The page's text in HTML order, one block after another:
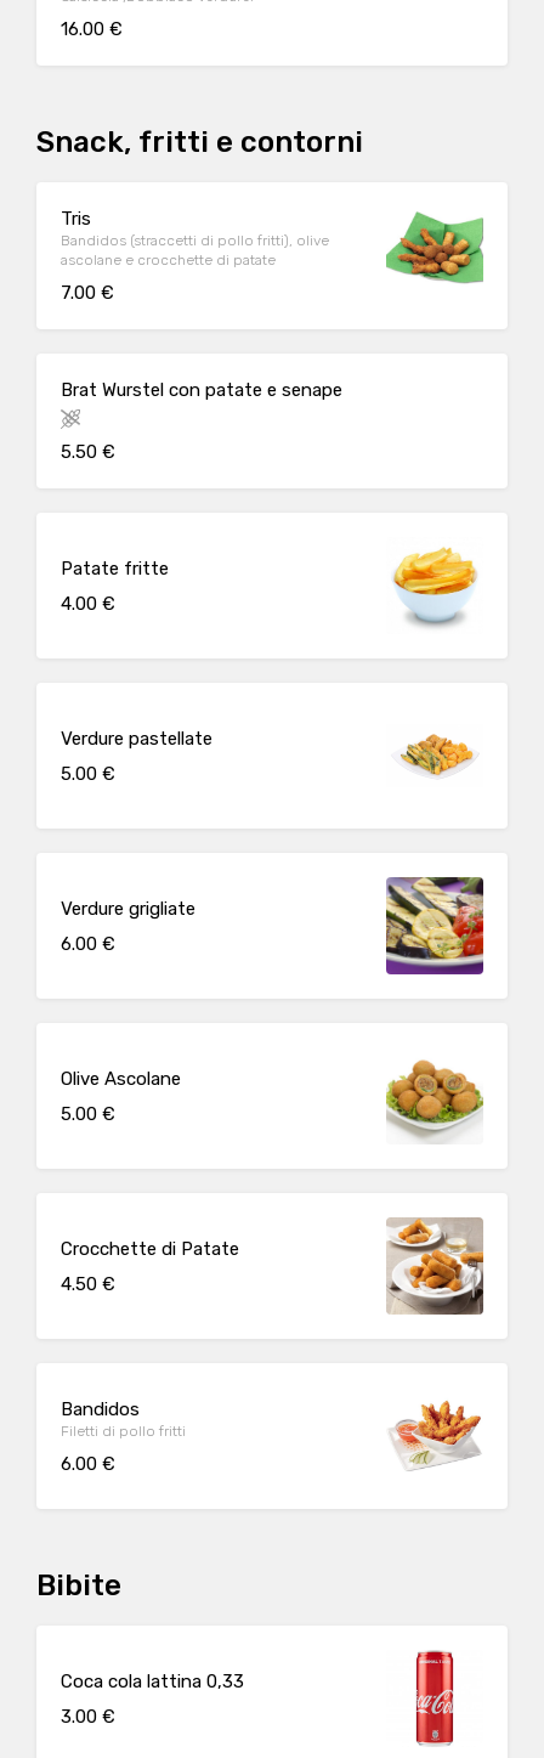
16.00 €
Snack, fritti e contorni
Tris
Bandidos (straccetti di pollo fritti), olive
ascolane e crocchette di patate
7.00 €
Brat Wurstel con patate e senape
5.50 €
Patate fritte
4.00 €
Verdure pastellate
5.00 €
Verdure grigliate
6.00 €
Olive Ascolane
5.00 €
Crocchette di Patate
4.50 €
Bandidos
Filetti di pollo fritti
6.00 €
Bibite
Coca cola lattina 0,33
3.00 €